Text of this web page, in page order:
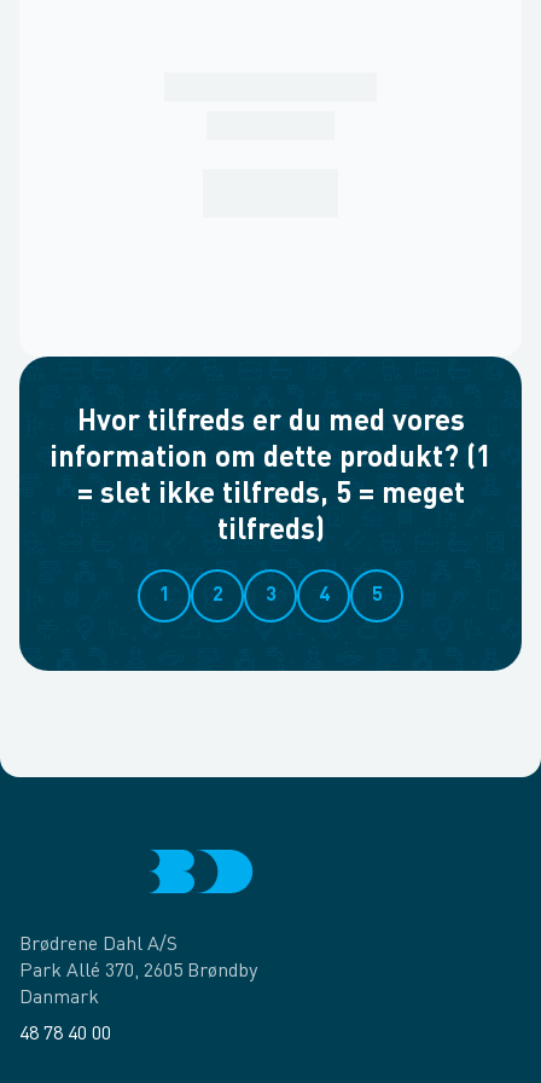
Hvor tilfreds er du med vores
information om dette produkt? (1
= slet ikke tilfreds, 5 = meget
tilfreds)
1 2 3 4 5
Brødrene Dahl A/S
Park Allé 370, 2605 Brøndby
Danmark
48 78 40 00